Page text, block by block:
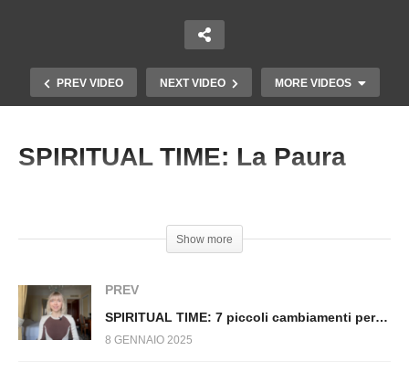
PREV VIDEO NEXT VIDEO MORE VIDEOS
SPIRITUAL TIME: UN’ABITUDINE CHE TI
CAMBIERA’ LA VITA
SPIRITUAL TIME: La Paura
Show more
PREV
SPIRITUAL TIME: 7 piccoli cambiamenti per una vita più leggera
8 GENNAIO 2025